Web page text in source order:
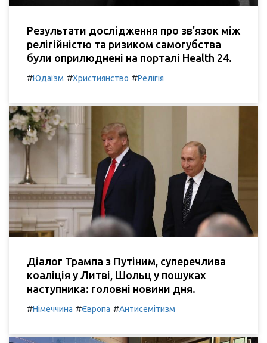
Результати дослідження про зв'язок між
релігійністю та ризиком самогубства
були оприлюднені на порталі Health 24.
#Юдаїзм #Християнство #Релігія
Діалог Трампа з Путіним, суперечлива
коаліція у Литві, Шольц у пошуках
наступника: головні новини дня.
#Німеччина #Європа #Антисемітизм